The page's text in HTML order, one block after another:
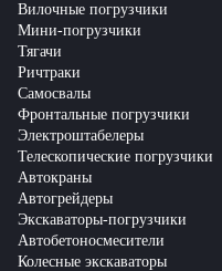
Вилочные погрузчики
Мини-погрузчики
Тягачи
Ричтраки
Самосвалы
Фронтальные погрузчики
Электроштабелеры
Телескопические погрузчики
Автокраны
Автогрейдеры
Экскаваторы-погрузчики
Автобетоносмесители
Колесные экскаваторы